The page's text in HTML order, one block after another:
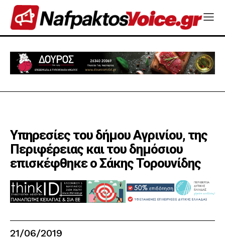
Υπηρεσίες του δήμου Αγρινίου, της
Περιφέρειας και του δημόσιου
επισκέφθηκε ο Σάκης Τορουνίδης
21/06/2019